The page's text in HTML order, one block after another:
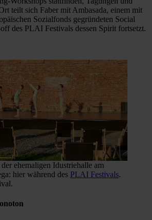
teilt sich Faber mit Ambasada, einem mit
Sozialfonds gegründeten Social
des PLAI Festivals dessen Spirit fortsetzt.
ehemaligen Idustriehalle am
hier während des PLAI Festivals.